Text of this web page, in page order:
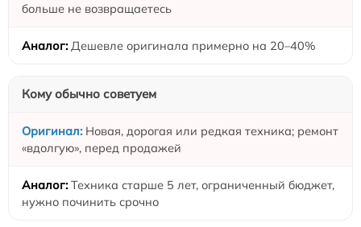
больше не возвращаетесь
Дешевле оригинала примерно на 20–40%
Кому обычно советуем
Новая, дорогая или редкая техника; ремонт
«вдолгую», перед продажей
Техника старше 5 лет, ограниченный бюджет,
нужно починить срочно